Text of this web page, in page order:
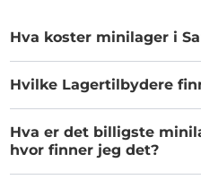
Hva koster minilager i
Hvilke Lagertilbydere
Hva er det billigste
hvor finner jeg det?